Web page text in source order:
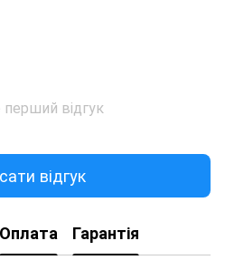
відгук
відгук
Оплата Гарантія